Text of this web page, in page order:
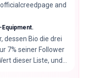
and
dessen Bio die drei
7% seiner Follower
dieser Liste, und